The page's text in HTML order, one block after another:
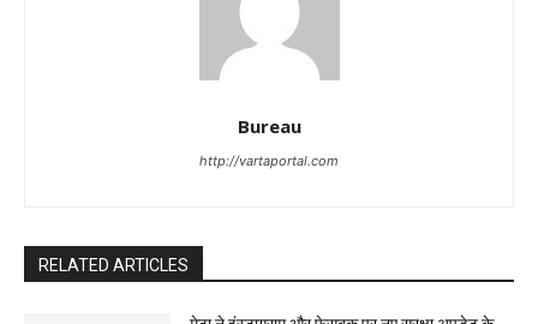
Bureau
http://vartaportal.com
RELATED ARTICLES